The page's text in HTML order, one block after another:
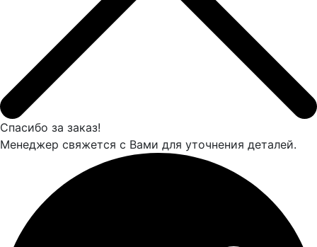
Спасибо за заказ!
Менеджер свяжется с Вами для уточнения деталей.